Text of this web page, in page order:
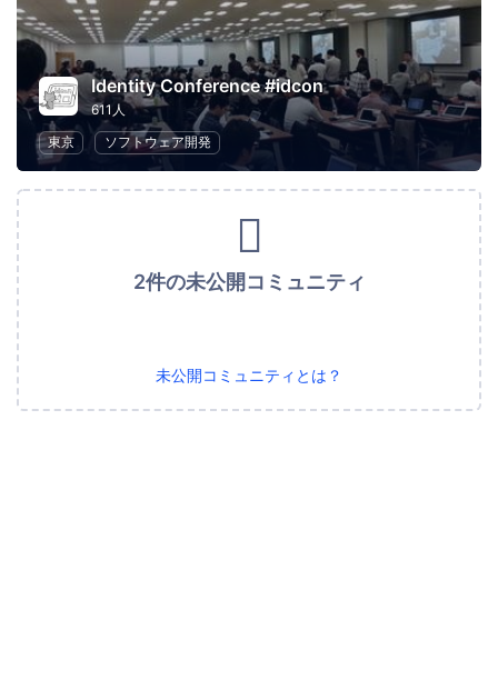
Identity Conference #idcon
611人
東京
ソフトウェア開発
2件の未公開コミュニティ
未公開コミュニティとは？